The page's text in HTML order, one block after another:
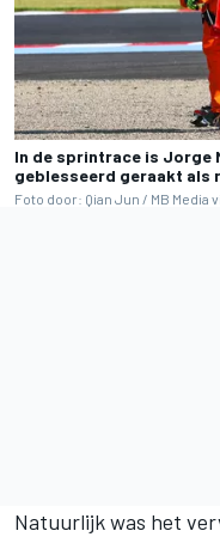
In de sprintrace is Jorge
geblesseerd geraakt als
Foto door: Qian Jun / MB Media
Natuurlijk was het